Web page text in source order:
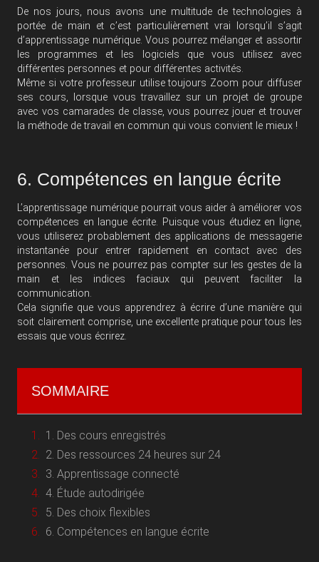
De nos jours, nous avons une multitude de technologies à
portée de main et c’est particulièrement vrai lorsqu’il s’agit
d’apprentissage numérique. Vous pourrez mélanger et assortir
les programmes et les logiciels que vous utilisez avec
différentes personnes et pour différentes activités.
Même si votre professeur utilise toujours Zoom pour diffuser
ses cours, lorsque vous travaillez sur un projet de groupe
avec vos camarades de classe, vous pourrez jouer et trouver
la méthode de travail en commun qui vous convient le mieux !
6. Compétences en langue écrite
L’apprentissage numérique pourrait vous aider à améliorer vos
compétences en langue écrite. Puisque vous étudiez en ligne,
vous utiliserez probablement des applications de messagerie
instantanée pour entrer rapidement en contact avec des
personnes. Vous ne pourrez pas compter sur les gestes de la
main et les indices faciaux qui peuvent faciliter la
communication.
Cela signifie que vous apprendrez à écrire d’une manière qui
soit clairement comprise, une excellente pratique pour tous les
essais que vous écrirez.
SOMMAIRE
1. Des cours enregistrés
2. Des ressources 24 heures sur 24
3. Apprentissage connecté
4. Étude autodirigée
5. Des choix flexibles
6. Compétences en langue écrite